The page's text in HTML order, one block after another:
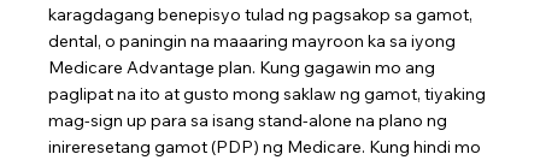
karagdagang benepisyo tulad ng pagsakop sa gamot,
dental, o paningin na maaaring mayroon ka sa iyong
Medicare Advantage plan. Kung gagawin mo ang
paglipat na ito at gusto mong saklaw ng gamot, tiyaking
mag-sign up para sa isang stand-alone na plano ng
inireresetang gamot (PDP) ng Medicare. Kung hindi mo